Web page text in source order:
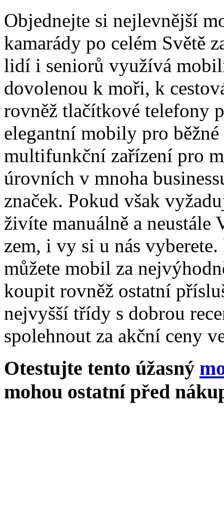
Objednejte si nejlevnější
kamarády po celém Světě
lidí i seniorů využívá
dovolenou k moři, k
rovněž tlačítkové telefony
elegantní mobily pro
multifunkční zařízení pro
úrovních v mnoha
značek. Pokud však
živíte manuálně a neustále
zem, i vy si u nás
můžete mobil za
koupit rovněž ostatní
nejvyšší třídy s dobrou
spolehnout za akční ceny
Otestujte tento úžasný
mohou ostatní před